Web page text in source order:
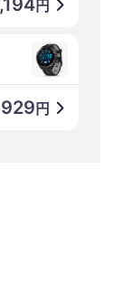
円
円